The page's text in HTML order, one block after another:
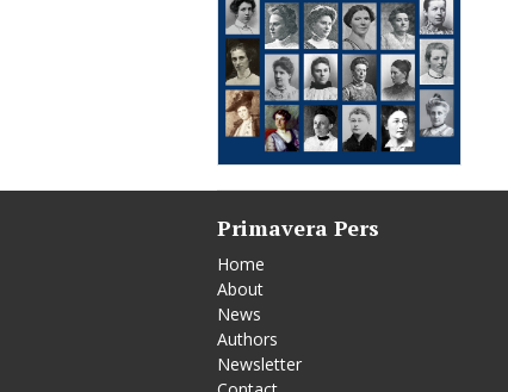
Primavera Pers
Home
About
News
Authors
Newsletter